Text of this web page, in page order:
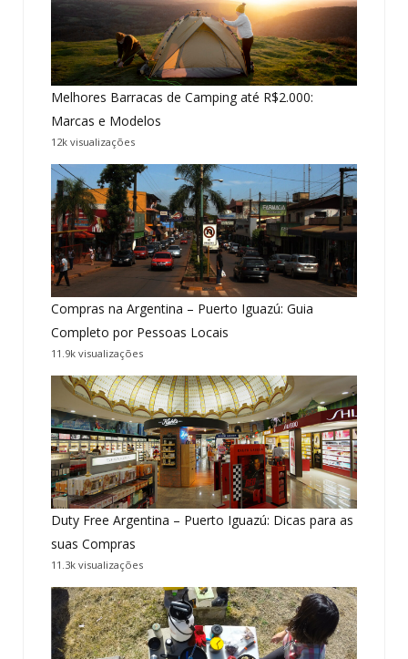
Melhores Barracas de Camping até R$2.000:
Marcas e Modelos
12k visualizações
Compras na Argentina – Puerto Iguazú: Guia
Completo por Pessoas Locais
11.9k visualizações
Duty Free Argentina – Puerto Iguazú: Dicas para as
suas Compras
11.3k visualizações